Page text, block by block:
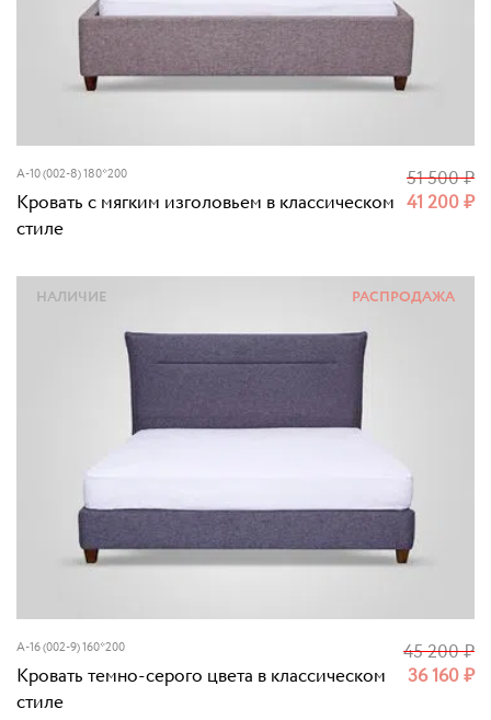
A-10 (002-8) 180*200
Кровать с мягким изголовьем в классическом
стиле
41 200₽
51 500₽
A-16 (002-9) 160*200
Кровать темно-серого цвета в классическом
стиле
36 160₽
45 200₽
РАСПРОДАЖА
НАЛИЧИЕ